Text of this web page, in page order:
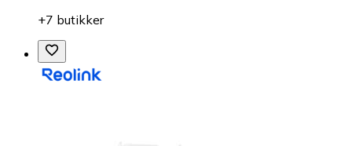
+7 butikker